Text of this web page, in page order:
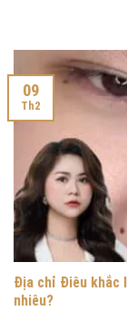
Địa chỉ Điêu khắc
nhiêu?
09
Th2